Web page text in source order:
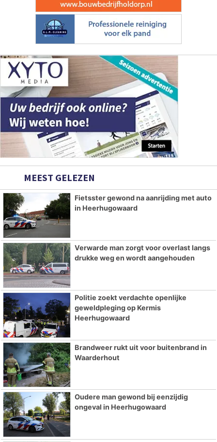
MEEST GELEZEN
Fietsster gewond na aanrijding met auto
in Heerhugowaard
Verwarde man zorgt voor overlast langs
drukke weg en wordt aangehouden
Politie zoekt verdachte openlijke
geweldpleging op Kermis
Heerhugowaard
Brandweer rukt uit voor buitenbrand in
Waarderhout
Oudere man gewond bij eenzijdig
ongeval in Heerhugowaard